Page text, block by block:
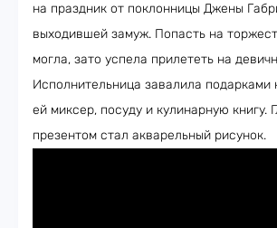
на праздник от поклонницы Джены
выходившей замуж. Попасть на
могла, зато успела прилететь на
Исполнительница завалила подарками
ей миксер, посуду и кулинарную книгу.
презентом стал акварельный рисунок.